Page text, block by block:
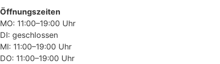
Öffnungszeiten
MO: 11:00–19:00 Uhr
DI: geschlossen
MI: 11:00–19:00 Uhr
DO: 11:00–19:00 Uhr